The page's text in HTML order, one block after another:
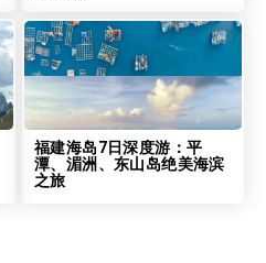
福建海岛7日深度游：平
潭、湄洲、东山岛绝美海滨
之旅